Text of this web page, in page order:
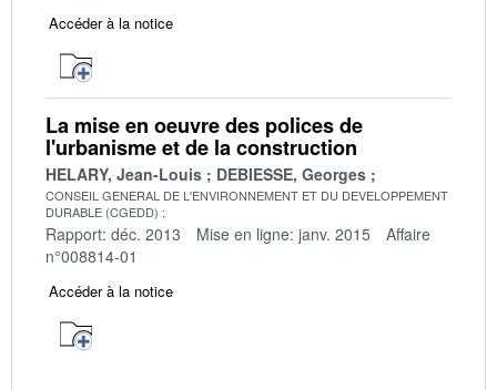
Accéder à la notice
La mise en oeuvre des polices de
l'urbanisme et de la construction
HELARY, Jean-Louis DEBIESSE, Georges
CONSEIL GENERAL DE L'ENVIRONNEMENT ET DU DEVELOPPEMENT
DURABLE (CGEDD)
Rapport: déc. 2013 Mise en ligne: janv. 2015
Affaire
n°008814-01
Accéder à la notice